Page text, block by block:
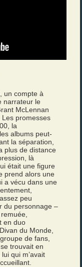
un compte à
narrateur le
McLennan
Les promesses
la
albums peut-
la séparation,
plus de distance
là
était une figure
prend alors une
a vécu dans une
peu
du personnage –
en duo
du Monde,
de fans,
trouvait en
qui m’avait